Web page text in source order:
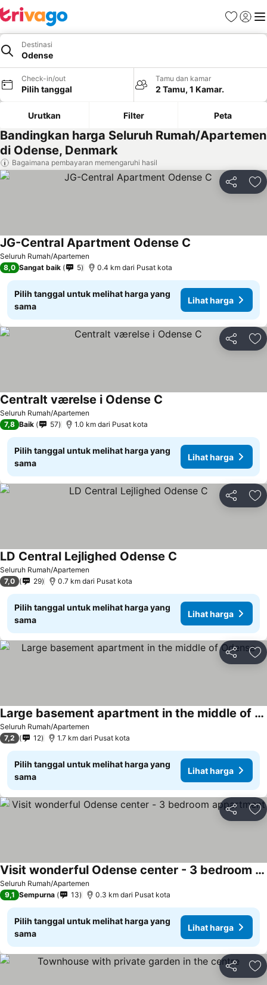
FavoritLogin
Destinasi
Odense
Check-in/out
Pilih tanggal
Tamu dan kamar
2 Tamu, 1 Kamar.
Urutkan Filter Peta
Bandingkan harga Seluruh Rumah/Apartemen
di Odense, Denmark
Bagaimana pembayaran memengaruhi hasil
Bagikan
Seluruh Rumah/Apartemen
JG-Central Apartment Odense C
8,0 Sangat baik 5 0.4 km dari Pusat kota
Pilih tanggal untuk melihat harga yang
sama
Lihat harga
Bagikan
Seluruh Rumah/Apartemen
Centralt værelse i Odense C
7,8 Baik 57 1.0 km dari Pusat kota
Pilih tanggal untuk melihat harga yang
sama
Lihat harga
Bagikan
Seluruh Rumah/Apartemen
LD Central Lejlighed Odense C
7,0 29 0.7 km dari Pusat kota
Pilih tanggal untuk melihat harga yang
sama
Lihat harga
Bagikan
Seluruh Rumah/Apartemen
Large basement apartment in the middle of Odense
Lihat harga
7,2 12 1.7 km dari Pusat kota
Pilih tanggal untuk melihat harga yang
sama
Lihat harga
Bagikan
Seluruh Rumah/Apartemen
Visit wonderful Odense center - 3 bedroom appartment
Lihat harga
9,1 Sempurna 13 0.3 km dari Pusat kota
Pilih tanggal untuk melihat harga yang
sama
Lihat harga
Bagikan